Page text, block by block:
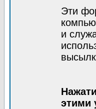
Эти
и
этими